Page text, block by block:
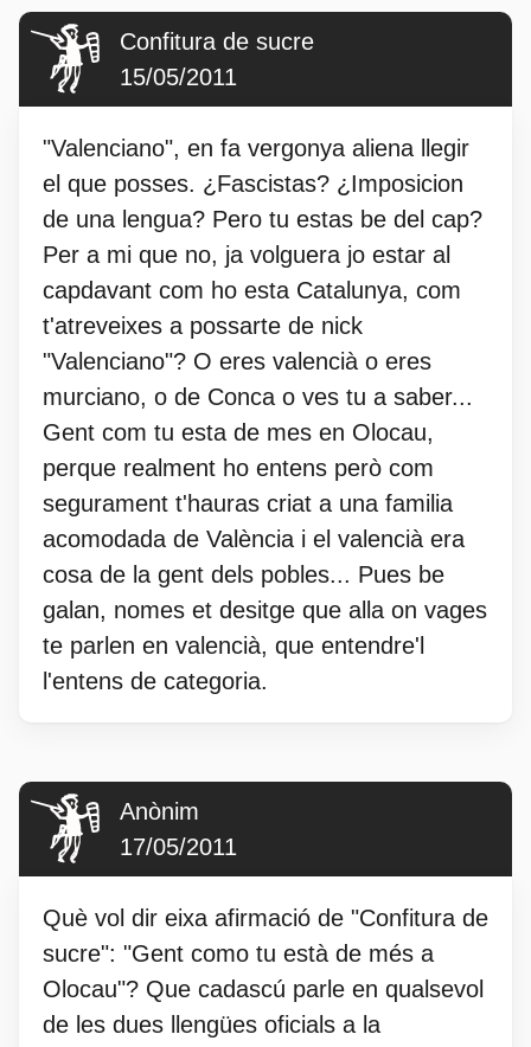
Confitura de sucre
15/05/2011
"Valenciano", en fa vergonya aliena llegir
el que posses. ¿Fascistas? ¿Imposicion
de una lengua? Pero tu estas be del cap?
Per a mi que no, ja volguera jo estar al
capdavant com ho esta Catalunya, com
t'atreveixes a possarte de nick
"Valenciano"? O eres valencià o eres
murciano, o de Conca o ves tu a saber...
Gent com tu esta de mes en Olocau,
perque realment ho entens però com
segurament t'hauras criat a una familia
acomodada de València i el valencià era
cosa de la gent dels pobles... Pues be
galan, nomes et desitge que alla on vages
te parlen en valencià, que entendre'l
l'entens de categoria.
Anònim
17/05/2011
Què vol dir eixa afirmació de "Confitura de
sucre": "Gent como tu està de més a
Olocau"? Que cadascú parle en qualsevol
de les dues llengües oficials a la